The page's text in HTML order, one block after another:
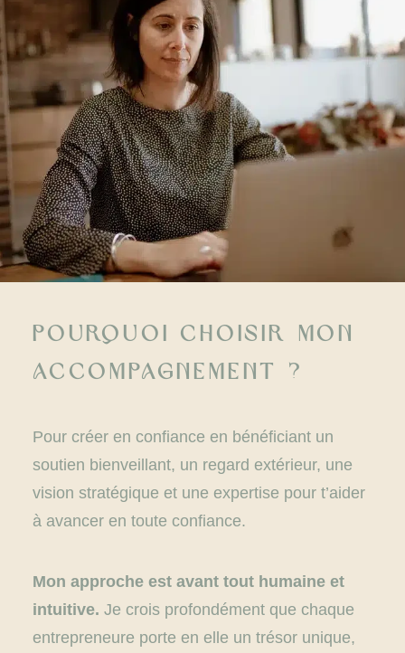
Pourquoi choisir mon
accompagnement ?
Pour créer en confiance en bénéficiant un
soutien bienveillant, un regard extérieur, une
vision stratégique et une expertise pour t’aider
à avancer en toute confiance.
Mon approche est avant tout humaine et
intuitive. Je crois profondément que chaque
entrepreneure porte en elle un trésor unique,